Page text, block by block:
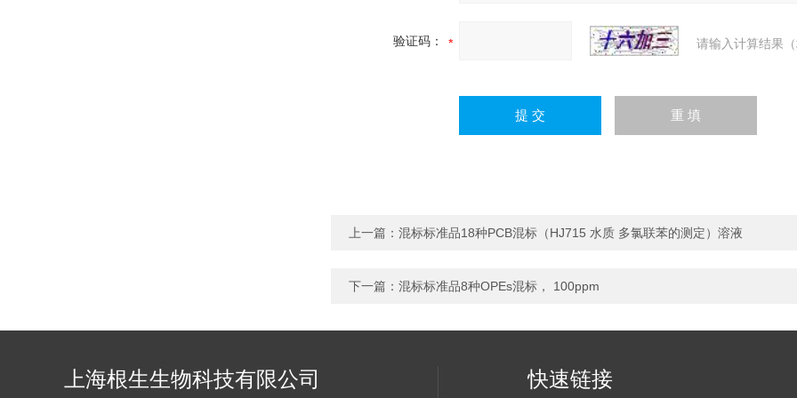
验证码： 请输入计算结果
上一篇： 混标标准品18种PCB混标（HJ715 水质 多氯联苯的测定）溶液
下一篇： 混标标准品8种OPEs混标， 100ppm
上海根生生物科技有限公司 快速链接